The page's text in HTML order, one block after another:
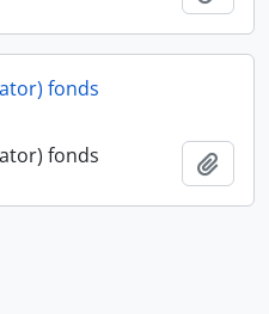
fonds
fonds